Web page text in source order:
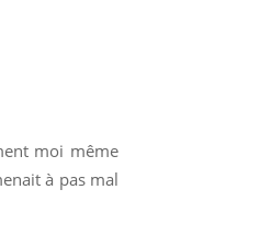
moi même
à pas mal